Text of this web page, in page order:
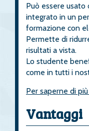
Può essere
integrato in un
formazione con
Permette di
risultati a vista.
Lo studente
come in tutti i
Per saperne di
Vantaggi